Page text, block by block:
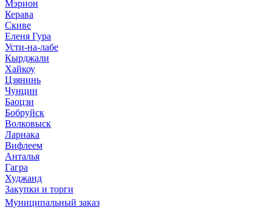
Мэрион
Керава
Скиве
Еленя Гура
Усти-на-лабе
Кырджали
Хайкоу
Цзянинь
Чунцин
Баоцзи
Бобруйск
Волковыск
Ларнака
Вифлеем
Анталья
Гагра
Худжанд
Закупки и торги
Муниципальный заказ